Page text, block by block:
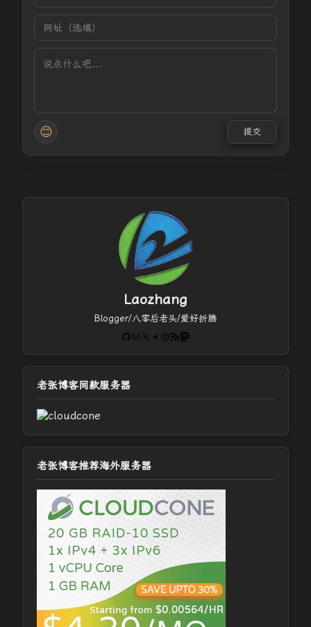
😊 提交
Laozhang
Blogger/八零后老头/爱好折腾
GitHub
电子邮件 X Telegram
Instagram
RSS FeedMastodon
老张博客同款服务器
老张博客推荐海外服务器